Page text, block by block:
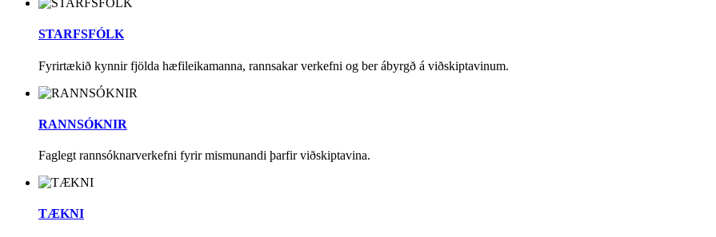
STARFSFÓLK
Fyrirtækið kynnir fjölda hæfileikamanna, rannsakar verkefni og ber ábyrgð á viðskiptavinum.
RANNSÓKNIR
Faglegt rannsóknarverkefni fyrir mismunandi þarfir viðskiptavina.
TÆKNI